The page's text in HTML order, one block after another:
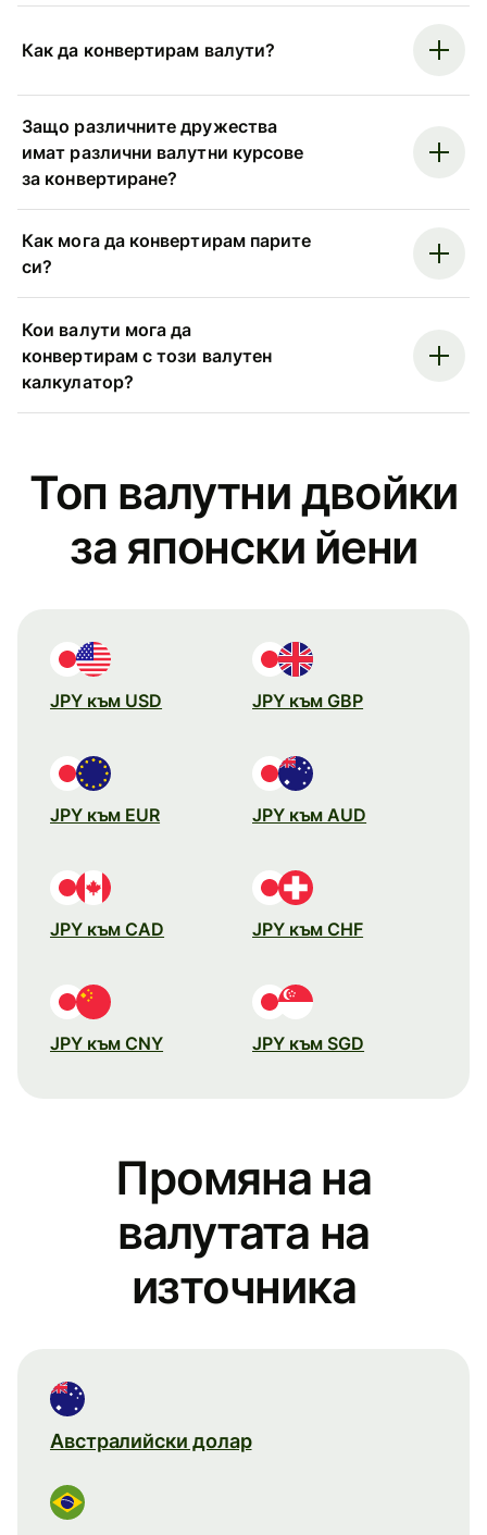
Как да конвертирам валути?
Защо различните дружества
имат различни валутни курсове
за конвертиране?
Как мога да конвертирам парите
си?
Кои валути мога да
конвертирам с този валутен
калкулатор?
Топ валутни двойки
за японски йени
JPY към USD JPY към GBP
JPY към EUR JPY към AUD
JPY към CAD JPY към CHF
JPY към CNY JPY към SGD
Промяна на
валутата на
източника
Австралийски долар